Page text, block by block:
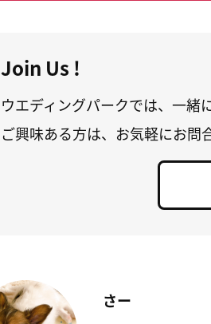
Join Us !
ウエディングパークでは、一緒
ご興味ある方は、お気軽にお問
さー